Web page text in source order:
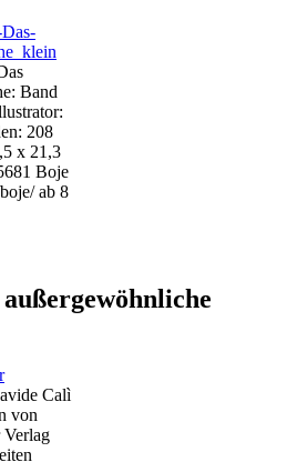
Band
208
x 21,3
Boje
ab 8
Calì
von